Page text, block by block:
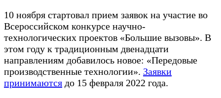
10 ноября стартовал прием заявок на участие во
Всероссийском конкурсе научно-
технологических проектов «Большие вызовы». В
этом году к традиционным двенадцати
направлениям добавилось новое: «Передовые
производственные технологии». Заявки
принимаются до 15 февраля 2022 года.